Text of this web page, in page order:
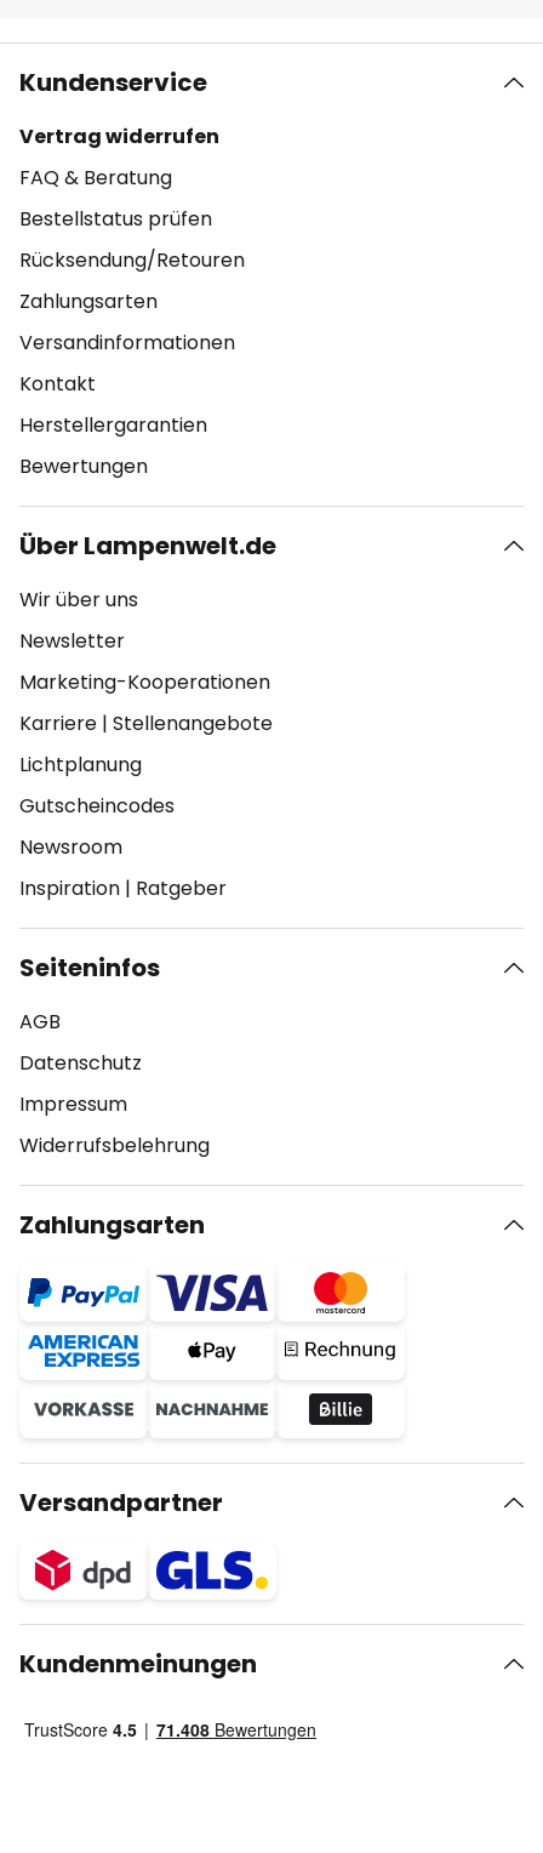
Kundenservice
Vertrag widerrufen
FAQ & Beratung
Bestellstatus prüfen
Rücksendung/Retouren
Zahlungsarten
Versandinformationen
Kontakt
Herstellergarantien
Bewertungen
Über Lampenwelt.de
Wir über uns
Newsletter
Marketing-Kooperationen
Karriere | Stellenangebote
Lichtplanung
Gutscheincodes
Newsroom
Inspiration | Ratgeber
Seiteninfos
AGB
Datenschutz
Impressum
Widerrufsbelehrung
Zahlungsarten
Versandpartner
Kundenmeinungen